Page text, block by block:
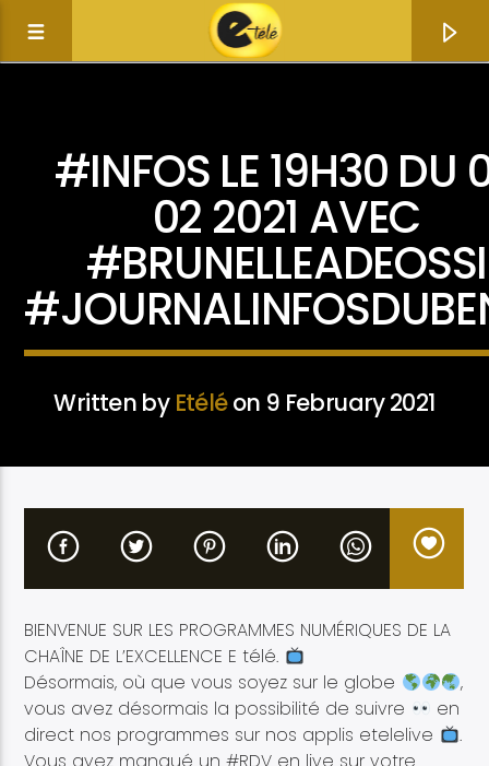
Current track
Artist
Etele en direct
#INFOS LE 19H30 DU
02 2021 AVEC
#BRUNELLEADEOSSI
Written by Etéléon 9 February 2021
BIENVENUE SUR LES PROGRAMMES NUMÉRIQUES DE LA
CHAÎNE DE L’EXCELLENCE E télé.
Désormais, où que vous soyez sur le globe
,
vous avez désormais la possibilité de suivre
en
direct nos programmes sur nos applis etelelive
.